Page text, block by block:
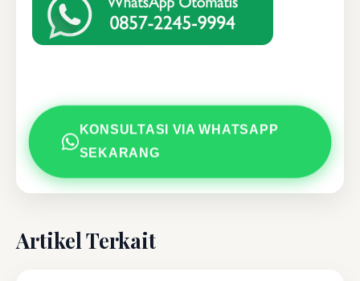
KONSULTASI VIA WHATSAPP
SEKARANG
Artikel Terkait